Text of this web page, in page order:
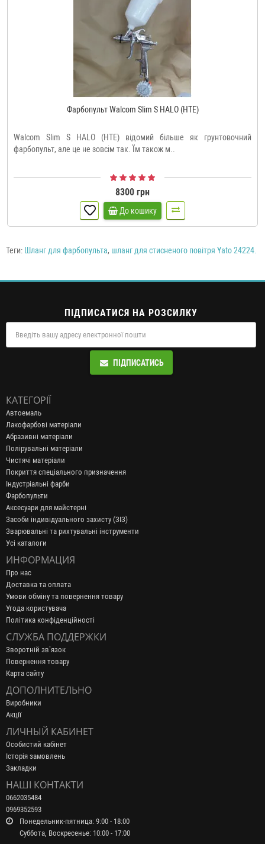
Фарбопульт Walcom Slim S HALO (HTE)
Walcom Slim S HALO (HTE) відомий більше як грунтовочний
фарбопульт, але це не зовсім так. Їм також м..
8300 грн
До кошику
Теги: Шланг для фарбопульта, шланг для стисненого повітря Yato 24224.
ПІДПИСАТИСЯ НА РОЗСИЛКУ
ПІДПИСАТИСЬ
КАТЕГОРІЇ
Автоемаль
Лакофарбові матеріали
Абразивні матеріали
Полірувальні матеріали
Чистячі матеріали
Покриття спеціального призначення
Індустріальні фарби
Фарбопульти
Аксесуари для майстерні
Засоби індивідуального захисту (ЗІЗ)
Зварювальні та рихтувальні інструменти
Усі каталоги
ИНФОРМАЦИЯ
Про нас
Доставка та оплата
Умови обміну та повернення товару
Угода користувача
Політика конфіденційності
СЛУЖБА ПОДДЕРЖКИ
Зворотній зв’язок
Повернення товару
Карта сайту
ДОПОЛНИТЕЛЬНО
Виробники
Акції
ЛИЧНЫЙ КАБИНЕТ
Особистий кабінет
Історія замовлень
Закладки
НАШІ КОНТАКТИ
0662035484
0969352593
Понедельник-пятница: 9:00 - 18:00
Суббота, Воскресенье: 10:00 - 17:00